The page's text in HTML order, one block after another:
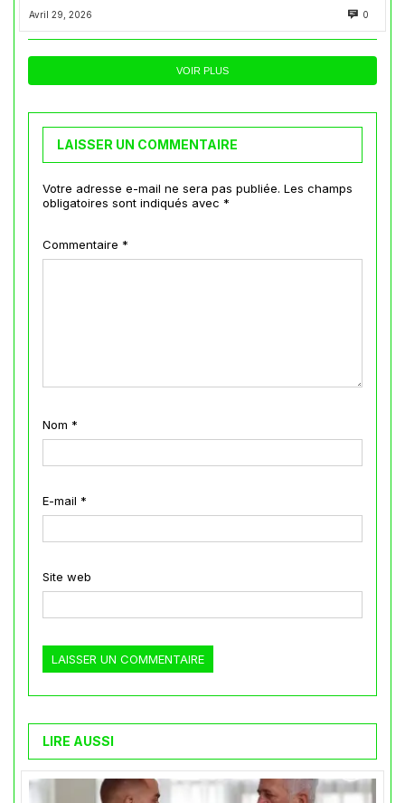
Avril 29, 2026 0
VOIR PLUS
LAISSER UN COMMENTAIRE
Votre adresse e-mail ne sera pas publiée. Les champs
obligatoires sont indiqués avec *
Commentaire *
Nom *
E-mail *
Site web
LIRE AUSSI